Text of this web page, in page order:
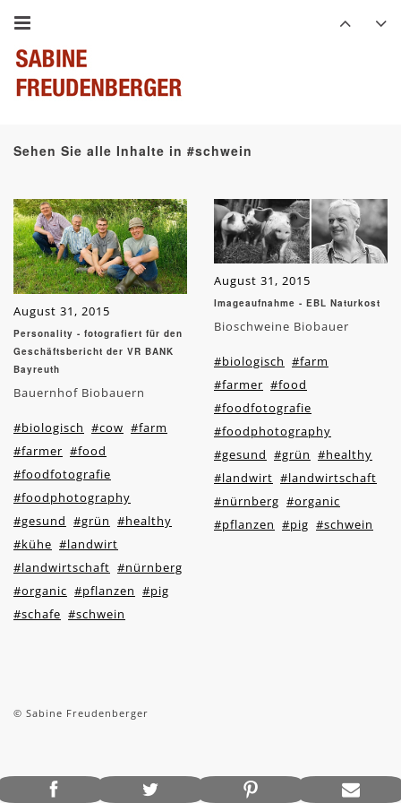
Sehen Sie alle Inhalte in #schwein
August 31, 2015
Personality - fotografiert für den
Geschäftsbericht der VR BANK
Bayreuth
Bauernhof Biobauern
#biologisch #cow #farm
#farmer #food
#foodfotografie
#foodphotography
#gesund #grün #healthy
#kühe #landwirt
#landwirtschaft #nürnberg
#organic #pflanzen #pig
#schafe #schwein
August 31, 2015
Imageaufnahme - EBL Naturkost
Bioschweine Biobauer
#biologisch #farm
#farmer #food
#foodfotografie
#foodphotography
#gesund #grün #healthy
#landwirt #landwirtschaft
#nürnberg #organic
#pflanzen #pig #schwein
© Sabine Freudenberger